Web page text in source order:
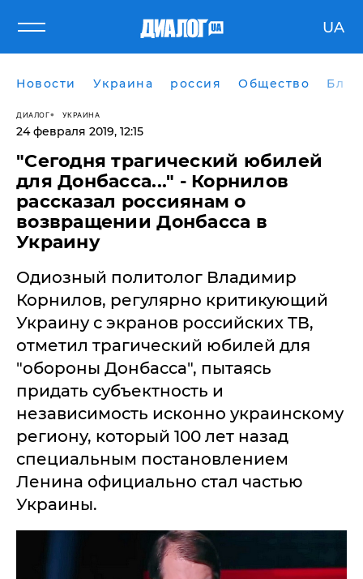
UA
Новости Украина россия Общество
ДИАЛОГ УКРАИНА
24 февраля 2019, 12:15
"Сегодня трагический юбилей
для Донбасса..." - Корнилов
рассказал россиянам о
возвращении Донбасса в
Украину
​Одиозный политолог Владимир
Корнилов, регулярно критикующий
Украину с экранов российских ТВ,
отметил трагический юбилей для
"обороны Донбасса", пытаясь
придать субъектность и
независимость исконно украинскому
региону, который 100 лет назад
специальным постановлением
Ленина официально стал частью
Украины.